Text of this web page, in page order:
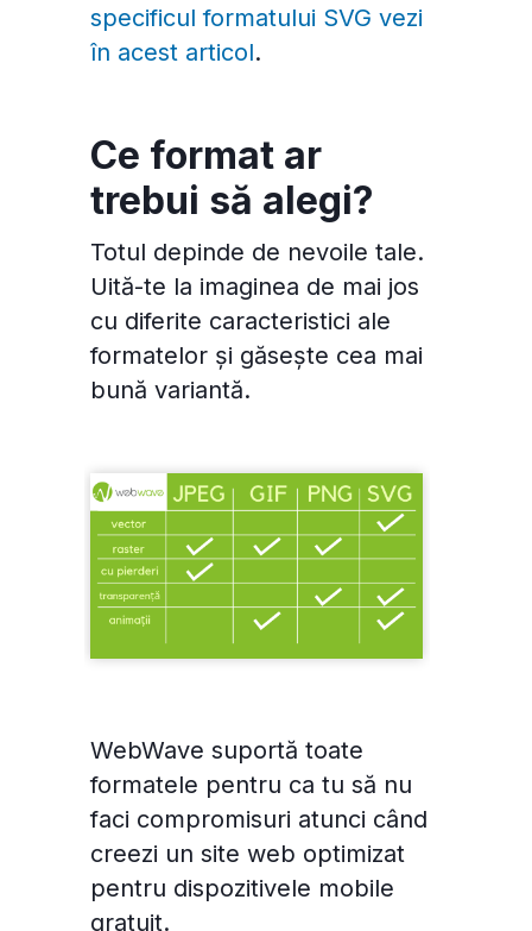
specificul formatului SVG vezi
în acest articol.
Ce format ar
trebui să alegi?
Totul depinde de nevoile tale.
Uită-te la imaginea de mai jos
cu diferite caracteristici ale
formatelor și găsește cea mai
bună variantă.
WebWave suportă toate
formatele pentru ca tu să nu
faci compromisuri atunci când
creezi un site web optimizat
pentru dispozitivele mobile
gratuit.